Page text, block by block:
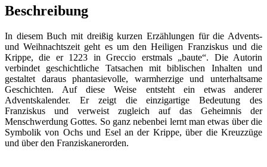
und
die
Krippe
Menge
Beschreibung
In diesem Buch mit dreißig kurzen Erzählungen für die Advents-
und Weihnachtszeit geht es um den Heiligen Franziskus und die
Krippe, die er 1223 in Greccio erstmals „baute“. Die Autorin
verbindet geschichtliche Tatsachen mit biblischen Inhalten und
gestaltet daraus phantasievolle, warmherzige und unterhaltsame
Geschichten. Auf diese Weise entsteht ein etwas anderer
Adventskalender. Er zeigt die einzigartige Bedeutung des
Franziskus und verweist zugleich auf das Geheimnis der
Menschwerdung Gottes. So ganz nebenbei lernt man etwas über die
Symbolik von Ochs und Esel an der Krippe, über die Kreuzzüge
und über den Franziskanerorden.